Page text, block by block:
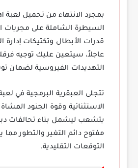
السيطرة الشاملة على مجريات
قدرات الأبطال وتكتيكات
عاجلاً، سيتعين عليك توجيه
التهديدات الفيروسية لضمان
الاستثنائية وقوة الجنود
يتشعب ليشمل بناء تحالفات
التوقعات التقليدية.